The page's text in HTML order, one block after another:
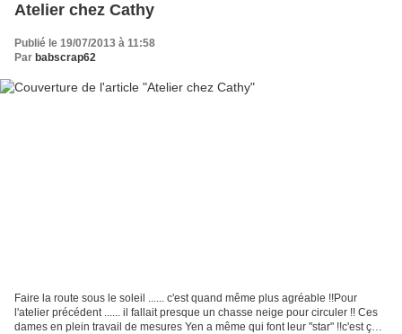
Atelier chez Cathy
Publié le 19/07/2013 à 11:58
Par babscrap62
Faire la route sous le soleil ...... c'est quand même plus agréable !!Pour
l'atelier précédent ...... il fallait presque un chasse neige pour circuler !! Ces
dames en plein travail de mesures Yen a même qui font leur "star" !!c'est ça